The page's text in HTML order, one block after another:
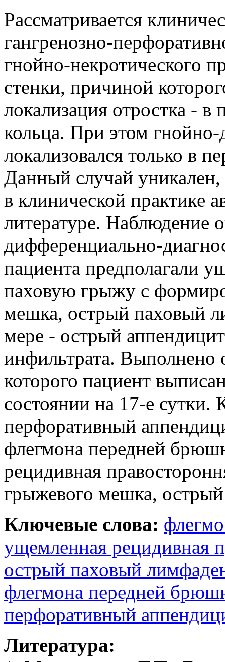
Рассматривается
гангренозно-
гнойно-некротического
стенки, причиной
локализация отростка - в
кольца. При этом
локализовался только в
Данный случай уникален,
в клинической практике
литературе. Наблюдение
дифференциально-
пациента предполагали
паховую грыжу с
мешка, острый паховый
мере - острый
инфильтрата. Выполнено
которого пациент
состоянии на 17-е сутки.
перфоративный
флегмона передней
рецидивная
грыжевого мешка,
Ключевые слова:
ущемленная рецидивная
острый паховый
флегмона передней
перфоративный
Литература: